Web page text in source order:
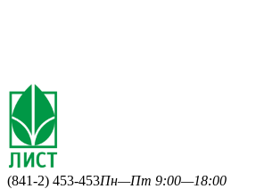
(841-2) 453-453Пн—Пт 9:00—18:00